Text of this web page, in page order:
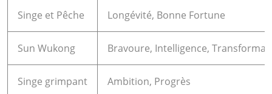
Singe et Pêche Longévité, Bonne Fortune
Sun Wukong Bravoure, Intelligence,
Singe grimpant Ambition, Progrès